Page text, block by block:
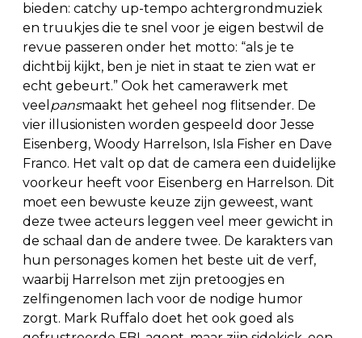
bieden: catchy up-tempo achtergrondmuziek
en truukjes die te snel voor je eigen bestwil de
revue passeren onder het motto: “als je te
dichtbij kijkt, ben je niet in staat te zien wat er
echt gebeurt.” Ook het camerawerk met
veel pansmaakt het geheel nog flitsender. De
vier illusionisten worden gespeeld door Jesse
Eisenberg, Woody Harrelson, Isla Fisher en Dave
Franco. Het valt op dat de camera een duidelijke
voorkeur heeft voor Eisenberg en Harrelson. Dit
moet een bewuste keuze zijn geweest, want
deze twee acteurs leggen veel meer gewicht in
de schaal dan de andere twee. De karakters van
hun personages komen het beste uit de verf,
waarbij Harrelson met zijn pretoogjes en
zelfingenomen lach voor de nodige humor
zorgt. Mark Ruffalo doet het ook goed als